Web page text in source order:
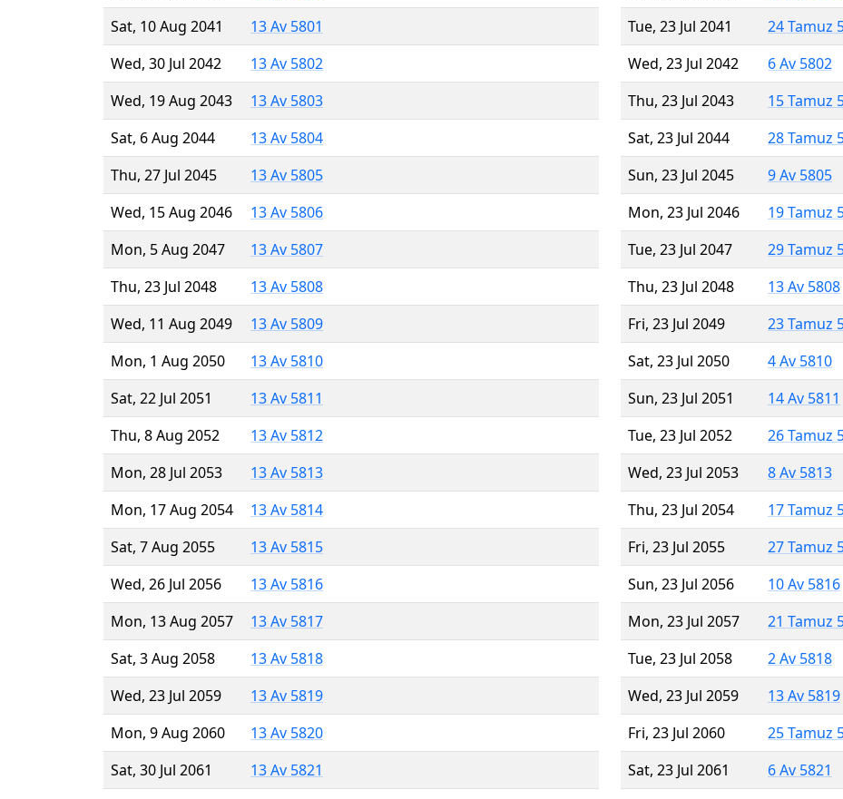
Sat, 10 Aug 2041
13 Av 5801
Wed, 30 Jul 2042
13 Av 5802
Wed, 19 Aug 2043
13 Av 5803
Sat, 6 Aug 2044
13 Av 5804
Thu, 27 Jul 2045
13 Av 5805
Wed, 15 Aug 2046
13 Av 5806
Mon, 5 Aug 2047
13 Av 5807
Thu, 23 Jul 2048
13 Av 5808
Wed, 11 Aug 2049
13 Av 5809
Mon, 1 Aug 2050
13 Av 5810
Sat, 22 Jul 2051
13 Av 5811
Thu, 8 Aug 2052
13 Av 5812
Mon, 28 Jul 2053
13 Av 5813
Mon, 17 Aug 2054
13 Av 5814
Sat, 7 Aug 2055
13 Av 5815
Wed, 26 Jul 2056
13 Av 5816
Mon, 13 Aug 2057
13 Av 5817
Sat, 3 Aug 2058
13 Av 5818
Wed, 23 Jul 2059
13 Av 5819
Mon, 9 Aug 2060
13 Av 5820
Sat, 30 Jul 2061
13 Av 5821
Tue, 23 Jul 2041
24 Tamuz
Wed, 23 Jul 2042
6 Av 5802
Thu, 23 Jul 2043
15 Tamuz
Sat, 23 Jul 2044
28 Tamuz
Sun, 23 Jul 2045
9 Av 5805
Mon, 23 Jul 2046
19 Tamuz
Tue, 23 Jul 2047
29 Tamuz
Thu, 23 Jul 2048
13 Av 5808
Fri, 23 Jul 2049
23 Tamuz
Sat, 23 Jul 2050
4 Av 5810
Sun, 23 Jul 2051
14 Av 5811
Tue, 23 Jul 2052
26 Tamuz
Wed, 23 Jul 2053
8 Av 5813
Thu, 23 Jul 2054
17 Tamuz
Fri, 23 Jul 2055
27 Tamuz
Sun, 23 Jul 2056
10 Av 5816
Mon, 23 Jul 2057
21 Tamuz
Tue, 23 Jul 2058
2 Av 5818
Wed, 23 Jul 2059
13 Av 5819
Fri, 23 Jul 2060
25 Tamuz
Sat, 23 Jul 2061
6 Av 5821